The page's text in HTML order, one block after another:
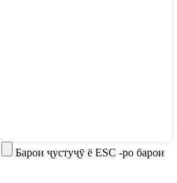
Барои ҷустуҷӯ ё ESC -ро барои